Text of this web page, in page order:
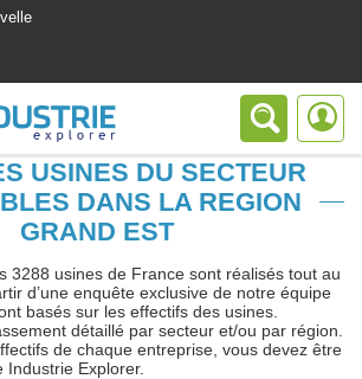
USINES DU SECTEUR
DANS LA REGION
GRAND EST
3288 usines de France sont réalisés tout au
d’une enquête exclusive de notre équipe
basés sur les effectifs des usines.
détaillé par secteur et/ou par région.
de chaque entreprise, vous devez être
Explorer.